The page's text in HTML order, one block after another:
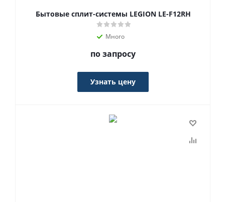
Бытовые сплит-системы LEGION LE-F12RH
Много
по запросу
Узнать цену